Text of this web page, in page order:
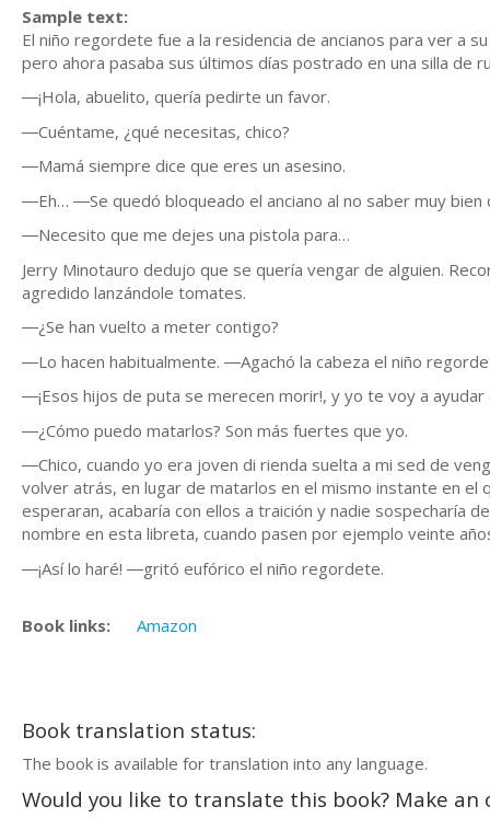
Sample text:
El niño regordete fue a la residencia de ancianos para ver a
pero ahora pasaba sus últimos días postrado en una silla de
―¡Hola, abuelito, quería pedirte un favor.
―Cuéntame, ¿qué necesitas, chico?
―Mamá siempre dice que eres un asesino.
―Eh… ―Se quedó bloqueado el anciano al no saber muy bien
―Necesito que me dejes una pistola para…
Jerry Minotauro dedujo que se quería vengar de alguien.
agredido lanzándole tomates.
―¿Se han vuelto a meter contigo?
―Lo hacen habitualmente. ―Agachó la cabeza el niño
―¡Esos hijos de puta se merecen morir!, y yo te voy a
―¿Cómo puedo matarlos? Son más fuertes que yo.
―Chico, cuando yo era joven di rienda suelta a mi sed de
volver atrás, en lugar de matarlos en el mismo instante en el
esperaran, acabaría con ellos a traición y nadie sospecharía
nombre en esta libreta, cuando pasen por ejemplo veinte
―¡Así lo haré! ―gritó eufórico el niño regordete.
Book links: Amazon
Book translation status:
The book is available for translation into any language.
Would you like to translate this book? Make